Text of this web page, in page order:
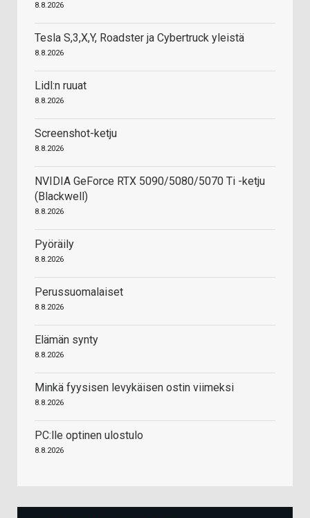
8.8.2026
Tesla S,3,X,Y, Roadster ja Cybertruck yleistä
8.8.2026
Lidl:n ruuat
8.8.2026
Screenshot-ketju
8.8.2026
NVIDIA GeForce RTX 5090/5080/5070 Ti -ketju
(Blackwell)
8.8.2026
Pyöräily
8.8.2026
Perussuomalaiset
8.8.2026
Elämän synty
8.8.2026
Minkä fyysisen levykäisen ostin viimeksi
8.8.2026
PC:lle optinen ulostulo
8.8.2026